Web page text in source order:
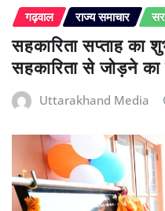
गढ़वाल राज्य समाचार
सहकारिता सप्ताह
सहकारिता से जोड़ने
Uttarakhand Media